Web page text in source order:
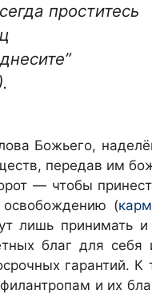
проститесь
Божьего,
передав им
— чтобы
(
лишь принимать
благ для
гарантий.
и их